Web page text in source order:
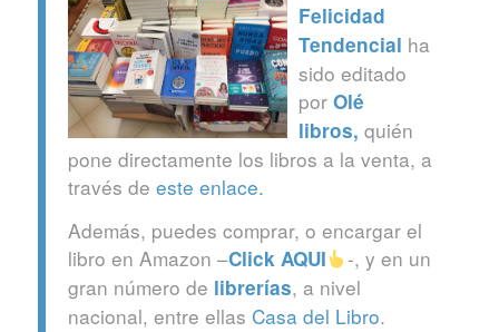
Felicidad
Tendencial ha
sido editado
por Olé
libros, quién
pone directamente los libros a la venta, a
través de este enlace.
Además, puedes comprar, o encargar el
libro en Amazon –Click AQUI
-, y en un
gran número de librerías, a nivel
nacional, entre ellas Casa del Libro.